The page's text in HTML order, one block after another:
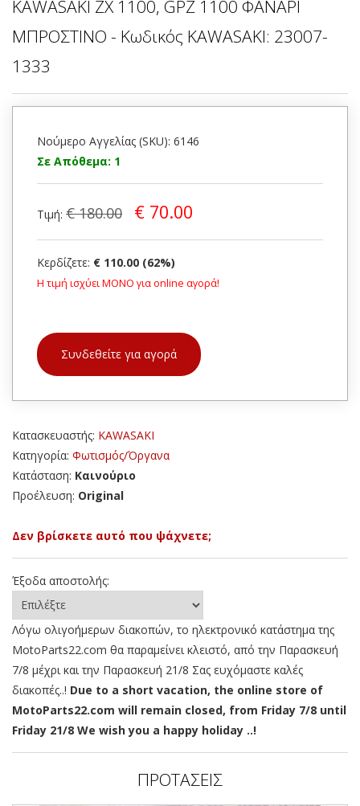
KAWASAKI ZX 1100, GPZ 1100 ΦΑΝΑΡΙ
ΜΠΡΟΣΤΙΝΟ - Κωδικός KAWASAKI: 23007-
1333
Νούμερο Αγγελίας (SKU): 6146
Σε Απόθεμα: 1
Τιμή: € 180.00 € 70.00
Κερδίζετε: € 110.00 (62%)
Η τιμή ισχύει ΜΟΝΟ για online αγορά!
Συνδεθείτε για αγορά
Κατασκευαστής: KAWASAKI
Κατηγορία: Φωτισμός/Όργανα
Κατάσταση: Καινούριο
Προέλευση: Original
Δεν βρίσκετε αυτό που ψάχνετε;
Έξοδα αποστολής:
Λόγω ολιγοήμερων διακοπών, το ηλεκτρονικό κατάστημα της
MotoParts22.com θα παραμείνει κλειστό, από την Παρασκευή
7/8 μέχρι και την Παρασκευή 21/8 Σας ευχόμαστε καλές
διακοπές..! Due to a short vacation, the online store of
MotoParts22.com will remain closed, from Friday 7/8 until
Friday 21/8 We wish you a happy holiday ..!
ΠΡΟΤΑΣΕΙΣ